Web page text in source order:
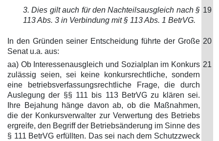
3. Dies gilt auch für den Nachteilsausgleich nach §
113 Abs. 3 in Verbindung mit § 113 Abs. 1 BetrVG.
19
In den Gründen seiner Entscheidung führte der Große
Senat u.a. aus:
20
aa) Ob Interessenausgleich und Sozialplan im Konkurs
zulässig seien, sei keine konkursrechtliche, sondern
eine betriebsverfassungsrechtliche Frage, die durch
Auslegung der §§ 111 bis 113 BetrVG zu klären sei.
Ihre Bejahung hänge davon ab, ob die Maßnahmen,
die der Konkursverwalter zur Verwertung des Betriebs
ergreife, den Begriff der Betriebsänderung im Sinne des
§ 111 BetrVG erfüllten. Das sei nach dem Schutzzweck
21